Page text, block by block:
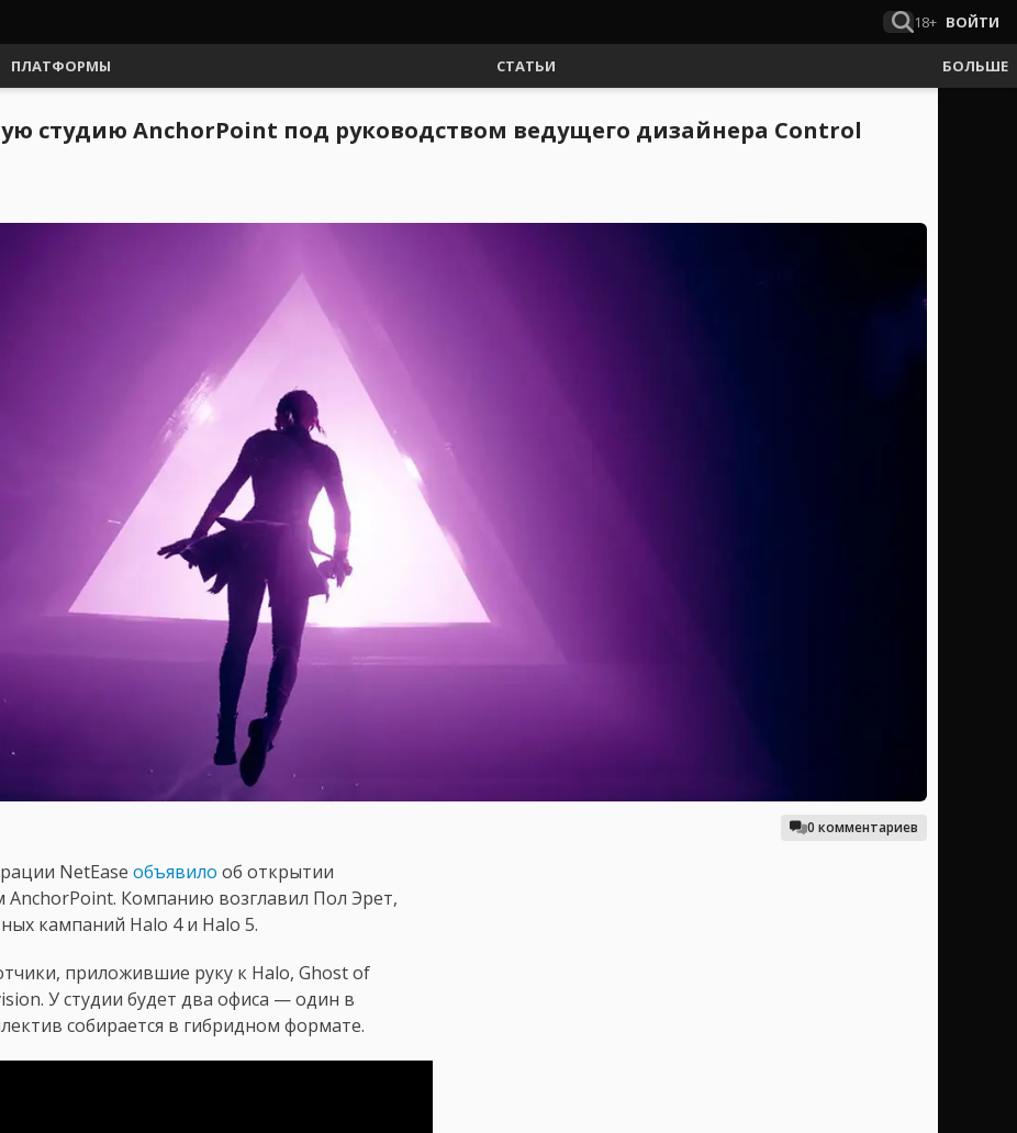
18+ ВОЙТИ
ПЛАТФОРМЫ СТАТЬИ БОЛЬШЕ
студию AnchorPoint под руководством ведущего дизайнера Control
0 комментариев
NetEase объявило об открытии
Компанию возглавил Пол Эрет,
кампаний Halo 4 и Halo 5.
приложившие руку к Halo, Ghost of
У студии будет два офиса — один в
собирается в гибридном формате.